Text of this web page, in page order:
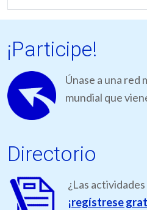
¡Participe!
Únase a una red
mundial que
Directorio
¿Las
¡regístrese